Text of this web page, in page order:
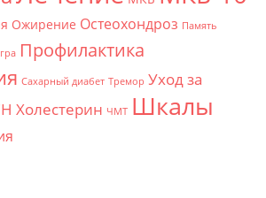
Ожирение Остеохондроз Память
Профилактика
Сахарный диабет Тремор Уход за
Холестерин ЧМТ Шкалы